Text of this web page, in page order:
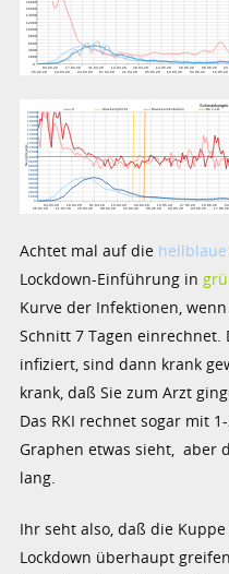
Achtet mal auf die hellblaue
Lockdown-Einführung in
Kurve der Infektionen,
Schnitt 7 Tagen
infiziert, sind dann krank
krank, daß Sie zum Arzt
Das RKI rechnet sogar mit
Graphen etwas sieht, aber
lang.
Ihr seht also, daß die
Lockdown überhaupt